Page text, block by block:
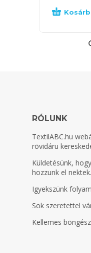
RÓLUNK
TextilABC.hu
rövidáru
Küldetésünk,
hozzunk el nektek.
Igyekszünk
Sok szeretettel
Kellemes